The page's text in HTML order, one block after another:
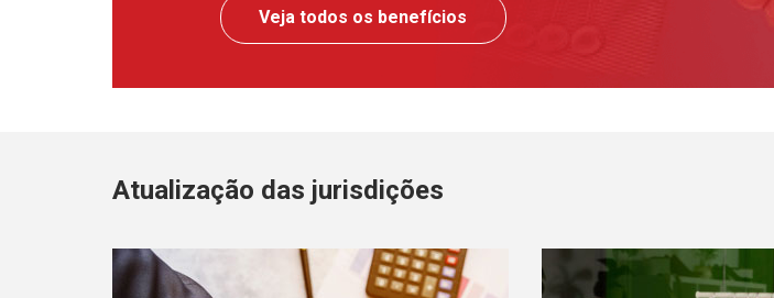
Veja todos os benefícios
Atualização das jurisdições